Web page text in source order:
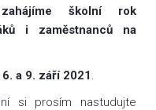
zahájíme školní rok
i zaměstnanců na
a 9. září 2021.
si prosím nastudujte